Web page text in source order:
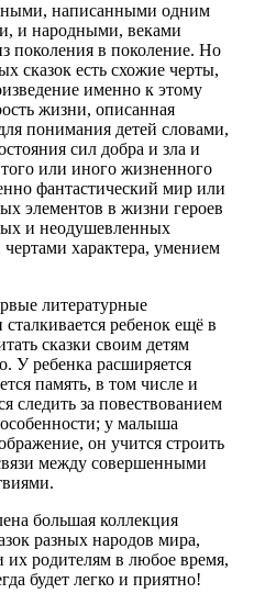
написанными одним
и народными, веками
поколения в поколение. Но
сказок есть схожие черты,
именно к этому
жизни, описанная
понимания детей словами,
сил добра и зла и
или иного жизненного
фантастический мир или
элементов в жизни героев
и неодушевленных
характера, умением
литературные
ребенок ещё в
сказки своим детям
У ребенка расширяется
память, в том числе и
следить за повествованием
у малыша
он учится строить
между совершенными
большая коллекция
разных народов мира,
их родителям в любое время,
будет легко и приятно!